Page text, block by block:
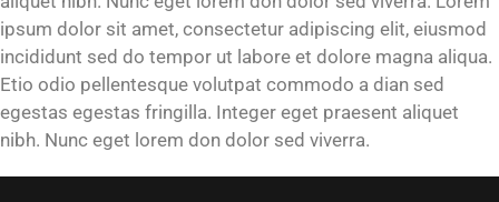
ipsum dolor sit amet, consectetur adipiscing elit, eiusmod
incididunt sed do tempor ut labore et dolore magna aliqua.
Etio odio pellentesque volutpat commodo a dian sed
egestas egestas fringilla. Integer eget praesent aliquet
nibh. Nunc eget lorem don dolor sed viverra.